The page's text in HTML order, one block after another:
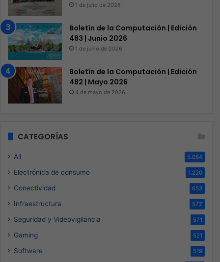
1 de julio de 2026
Boletín de la Computación | Edición
483 | Junio 2026
1 de junio de 2026
Boletín de la Computación | Edición
482 | Mayo 2026
4 de mayo de 2026
CATEGORÍAS
All 5.084
Electrónica de consumo 1.220
Conectividad 653
Infraestructura 572
Seguridad y Videovigilancia 571
Gaming 521
Software 519